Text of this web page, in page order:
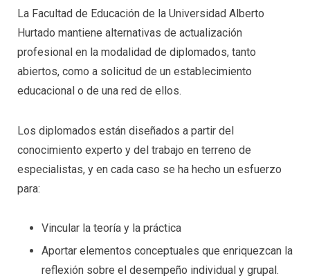
La Facultad de Educación de la Universidad Alberto
Hurtado mantiene alternativas de actualización
profesional en la modalidad de diplomados, tanto
abiertos, como a solicitud de un establecimiento
educacional o de una red de ellos.
Los diplomados están diseñados a partir del
conocimiento experto y del trabajo en terreno de
especialistas, y en cada caso se ha hecho un esfuerzo
para:
Vincular la teoría y la práctica
Aportar elementos conceptuales que enriquezcan la
reflexión sobre el desempeño individual y grupal.